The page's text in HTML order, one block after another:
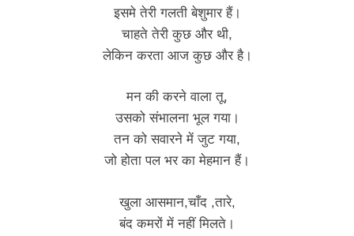
इसमे तेरी गलती बेशुमार हैं।
चाहते तेरी कुछ और थी,
लेकिन करता आज कुछ और है।
मन की करने वाला तू,
उसको संभालना भूल गया।
तन को सवारने में जुट गया,
जो होता पल भर का मेहमान हैं।
खुला आसमान,चाँद ,तारे,
बंद कमरों में नहीं मिलते।